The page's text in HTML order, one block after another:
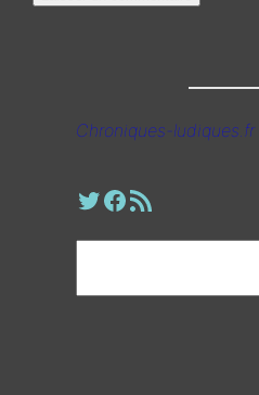
Chroniques-ludiques.fr
Profil Twitter
Page Facebook
Fil RSS